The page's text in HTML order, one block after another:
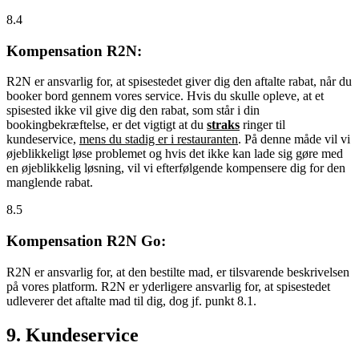
8.4
Kompensation R2N:
R2N er ansvarlig for, at spisestedet giver dig den aftalte rabat, når du
booker bord gennem vores service. Hvis du skulle opleve, at et
spisested ikke vil give dig den rabat, som står i din
bookingbekræftelse, er det vigtigt at du straks ringer til
kundeservice, mens du stadig er i restauranten. På denne måde vil vi
øjeblikkeligt løse problemet og hvis det ikke kan lade sig gøre med
en øjeblikkelig løsning, vil vi efterfølgende kompensere dig for den
manglende rabat.
8.5
Kompensation R2N Go:
R2N er ansvarlig for, at den bestilte mad, er tilsvarende beskrivelsen
på vores platform. R2N er yderligere ansvarlig for, at spisestedet
udleverer det aftalte mad til dig, dog jf. punkt 8.1.
9. Kundeservice